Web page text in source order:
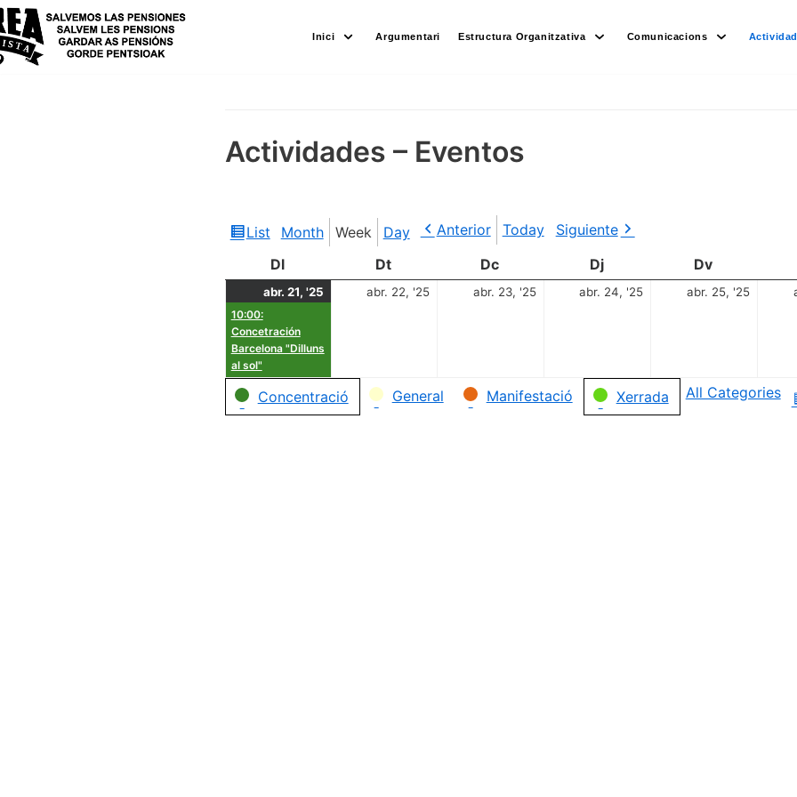
Skip
to
content
Inici Argumentari Estructura Organitzativa Comunicacions
Actividades – Eventos
View
List Month Week Day Anterior Today
Siguiente
Dl
Dt Dc Dj Dv
abr. 21, '25
10:00:
Concetración
Barcelona "Dilluns
al sol"
abr. 22, '25 abr. 23, '25 abr. 24, '25 abr. 25, '25
Categories
Concentració General Manifestació Xerrada All Categories